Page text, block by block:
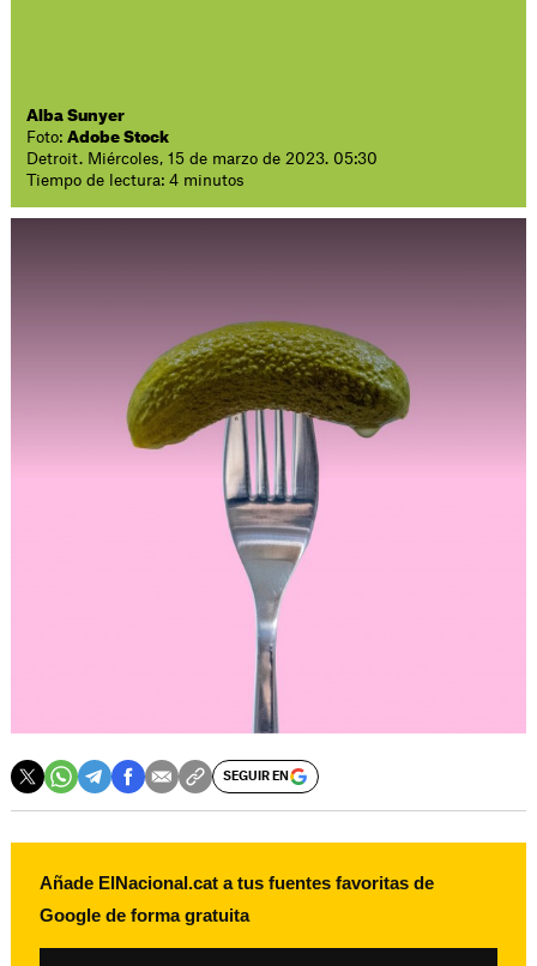
Alba Sunyer
Foto:Adobe Stock
Detroit. Miércoles, 15 de marzo de 2023. 05:30
Tiempo de lectura: 4 minutos
SEGUIR EN
Añade ElNacional.cat a tus fuentes favoritas de
Google de forma gratuita